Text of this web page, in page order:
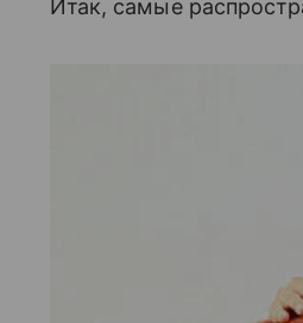
Итак, самые